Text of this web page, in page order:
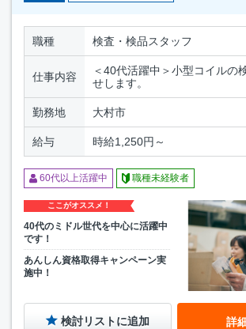
職種 検査・検品スタッフ
仕事内容
＜40代活躍中＞小型コイルの
せします。
勤務地 大村市
給与 時給1,250円～
60代以上活躍中 職種未経験者
ここがオススメ！
40代のミドル世代を中心に活躍中
です！
あんしん資格取得キャンペーン実
施中！
検討リストに追加 詳